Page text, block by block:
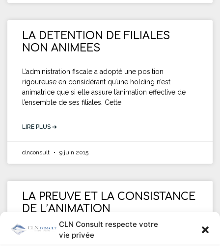
CLN Consult respecte votre
vie privée
LA DETENTION DE FILIALES
NON ANIMEES
L’administration fiscale a adopté une position
rigoureuse en considérant qu’une holding n’est
animatrice que si elle assure l’animation effective de
l’ensemble de ses filiales. Cette
LIRE PLUS ➔
clnconsult 9 juin 2015
LA PREUVE ET LA CONSISTANCE
DE L’ANIMATION
Des jurisprudences récentes ont suivi l’argumentation